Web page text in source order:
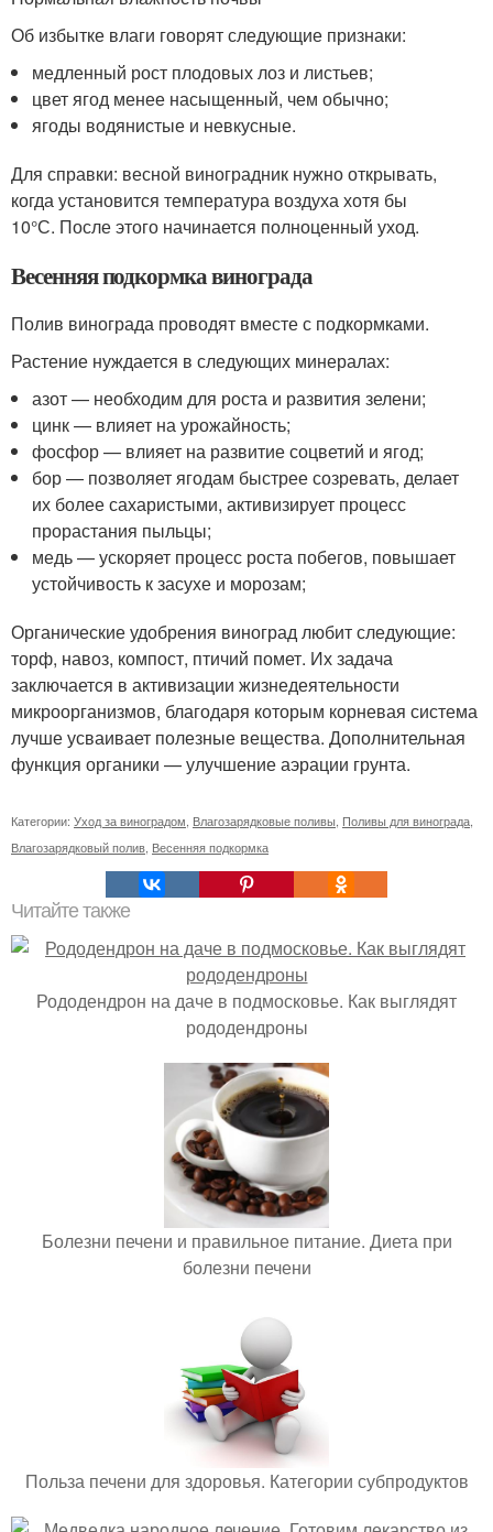
Об избытке влаги говорят следующие признаки:
медленный рост плодовых лоз и листьев;
цвет ягод менее насыщенный, чем обычно;
ягоды водянистые и невкусные.
Для справки: весной виноградник нужно открывать,
когда установится температура воздуха хотя бы
10°С. После этого начинается полноценный уход.
Весенняя подкормка винограда
Полив винограда проводят вместе с подкормками.
Растение нуждается в следующих минералах:
азот — необходим для роста и развития зелени;
цинк — влияет на урожайность;
фосфор — влияет на развитие соцветий и ягод;
бор — позволяет ягодам быстрее созревать, делает
их более сахаристыми, активизирует процесс
прорастания пыльцы;
медь — ускоряет процесс роста побегов, повышает
устойчивость к засухе и морозам;
Органические удобрения виноград любит следующие:
торф, навоз, компост, птичий помет. Их задача
заключается в активизации жизнедеятельности
микроорганизмов, благодаря которым корневая система
лучше усваивает полезные вещества. Дополнительная
функция органики — улучшение аэрации грунта.
Категории: Уход за виноградом Влагозарядковые поливы Поливы для винограда
Влагозарядковый полив Весенняя подкормка
Читайте также
Рододендрон на даче в подмосковье. Как выглядят
рододендроны
Болезни печени и правильное питание. Диета при
болезни печени
Польза печени для здоровья. Категории субпродуктов